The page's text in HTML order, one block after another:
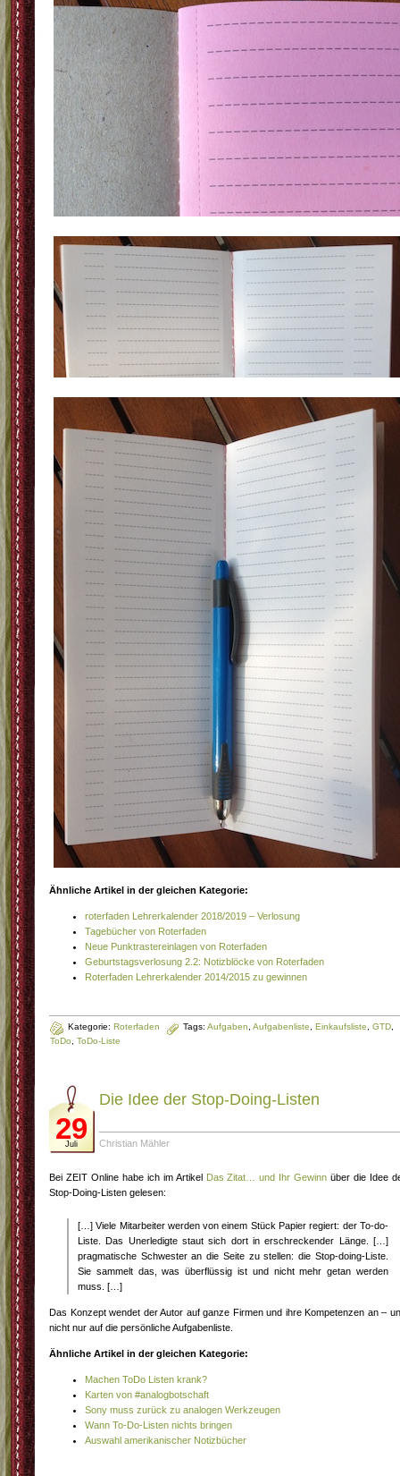
Ähnliche Artikel in der gleichen Kategorie:
roterfaden Lehrerkalender 2018/2019 – Verlosung
Tagebücher von Roterfaden
Neue Punktrastereinlagen von Roterfaden
Geburtstagsverlosung 2.2: Notizblöcke von Roterfaden
Roterfaden Lehrerkalender 2014/2015 zu gewinnen
Kategorie: Roterfaden Tags: Aufgaben Aufgabenliste Einkaufsliste GTD
ToDo
ToDo-Liste
29
Juli
Die Idee der Stop-Doing-Listen
Christian Mähler
Bei ZEIT Online habe ich im Artikel Das Zitat… und Ihr Gewinn über die Idee
Stop-Doing-Listen gelesen:
[…] Viele Mitarbeiter werden von einem Stück Papier regiert: der To-do-
Liste. Das Unerledigte staut sich dort in erschreckender Länge. […]
pragmatische Schwester an die Seite zu stellen: die Stop-doing-Liste.
Sie sammelt das, was überflüssig ist und nicht mehr getan werden
muss. […]
Das Konzept wendet der Autor auf ganze Firmen und ihre Kompetenzen an –
nicht nur auf die persönliche Aufgabenliste.
Ähnliche Artikel in der gleichen Kategorie:
Machen ToDo Listen krank?
Karten von #analogbotschaft
Sony muss zurück zu analogen Werkzeugen
Wann To-Do-Listen nichts bringen
Auswahl amerikanischer Notizbücher